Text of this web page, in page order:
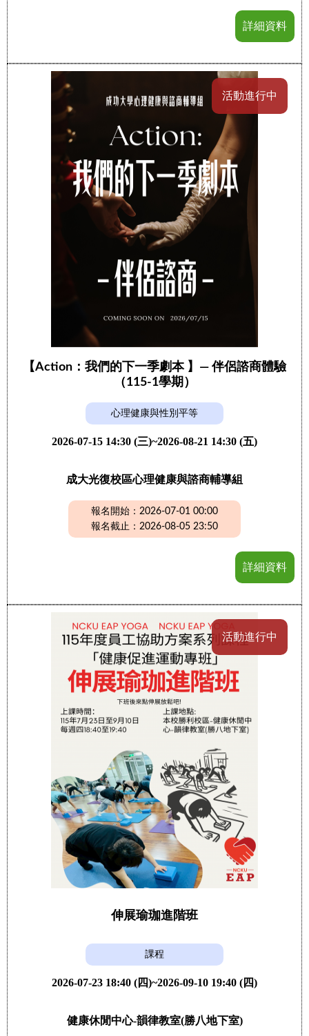
詳細資料
活動進行中
【Action：我們的下一季劇本 】— 伴侶諮商體驗
（115-1學期）
心理健康與性別平等
2026-07-15 14:30 (三)~2026-08-21 14:30 (五)
成大光復校區心理健康與諮商輔導組
報名開始：2026-07-01 00:00
報名截止：2026-08-05 23:50
詳細資料
活動進行中
伸展瑜珈進階班
課程
2026-07-23 18:40 (四)~2026-09-10 19:40 (四)
健康休閒中心-韻律教室(勝八地下室)